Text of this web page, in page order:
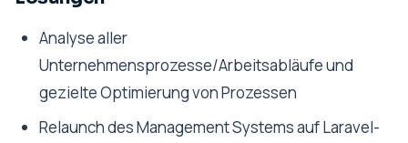
Analyse aller
Unternehmensprozesse/Arbeitsabläufe und
gezielte Optimierung von Prozessen
Relaunch des Management Systems auf Laravel-